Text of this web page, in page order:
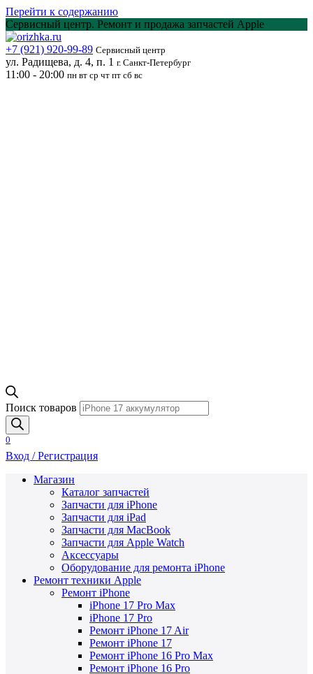
Перейти к содержанию
Сервисный центр. Ремонт и продажа запчастей Apple
+7 (921) 920-99-89 Сервисный центр
ул. Радищева, д. 4, п. 1 г. Санкт-Петербург
11:00 - 20:00 пн вт ср чт пт сб вс
Поиск товаров
0
Вход / Регистрация
Магазин
Каталог запчастей
Запчасти для iPhone
Запчасти для iPad
Запчасти для MacBook
Запчасти для Apple Watch
Аксессуары
Оборудование для ремонта iPhone
Ремонт техники Apple
Ремонт iPhone
iPhone 17 Pro Max
iPhone 17 Pro
Ремонт iPhone 17 Air
Ремонт iPhone 17
Ремонт iPhone 16 Pro Max
Ремонт iPhone 16 Pro